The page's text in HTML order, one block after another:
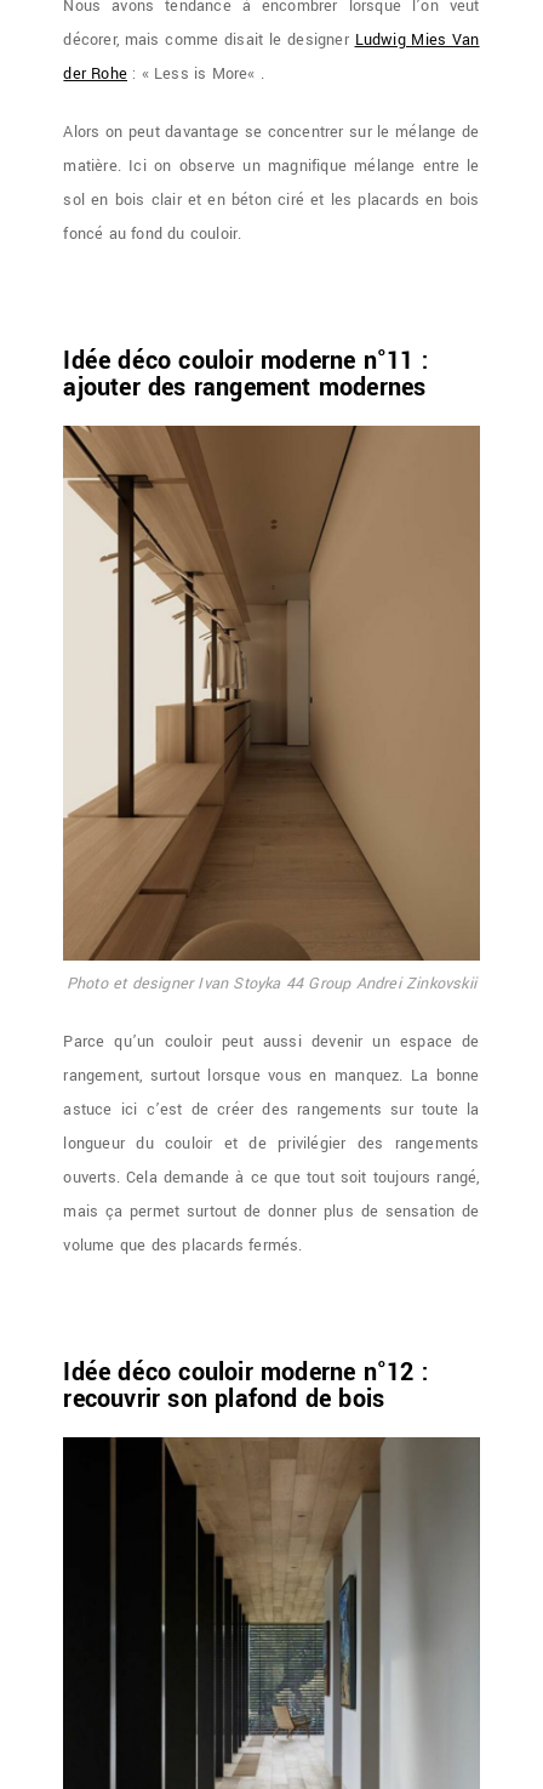
Nous avons tendance à encombrer lorsque l’on veut
décorer, mais comme disait le designer Ludwig Mies Van
der Rohe : « Less is More« .
Alors on peut davantage se concentrer sur le mélange de
matière. Ici on observe un magnifique mélange entre le
sol en bois clair et en béton ciré et les placards en bois
foncé au fond du couloir.
Idée déco couloir moderne n°11 :
ajouter des rangement modernes
Photo et designer Ivan Stoyka 44 Group Andrei Zinkovskii
Parce qu’un couloir peut aussi devenir un espace de
rangement, surtout lorsque vous en manquez. La bonne
astuce ici c’est de créer des rangements sur toute la
longueur du couloir et de privilégier des rangements
ouverts. Cela demande à ce que tout soit toujours rangé,
mais ça permet surtout de donner plus de sensation de
volume que des placards fermés.
Idée déco couloir moderne n°12 :
recouvrir son plafond de bois